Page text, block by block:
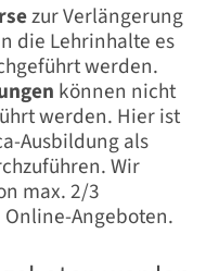
zur Verlängerung
die Lehrinhalte es
werden.
können nicht
werden. Hier ist
Ausbildung als
Wir
max. 2/3
Angeboten.